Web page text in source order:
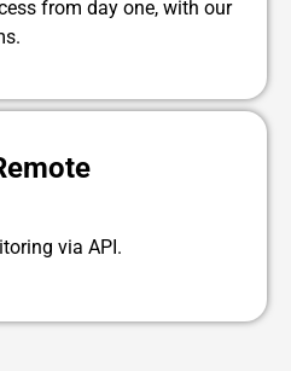
from day one, with our
via API.